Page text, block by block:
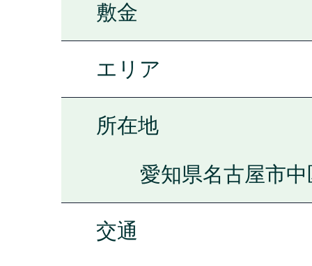
敷金
エリア
所在地
愛知県名古屋市
交通